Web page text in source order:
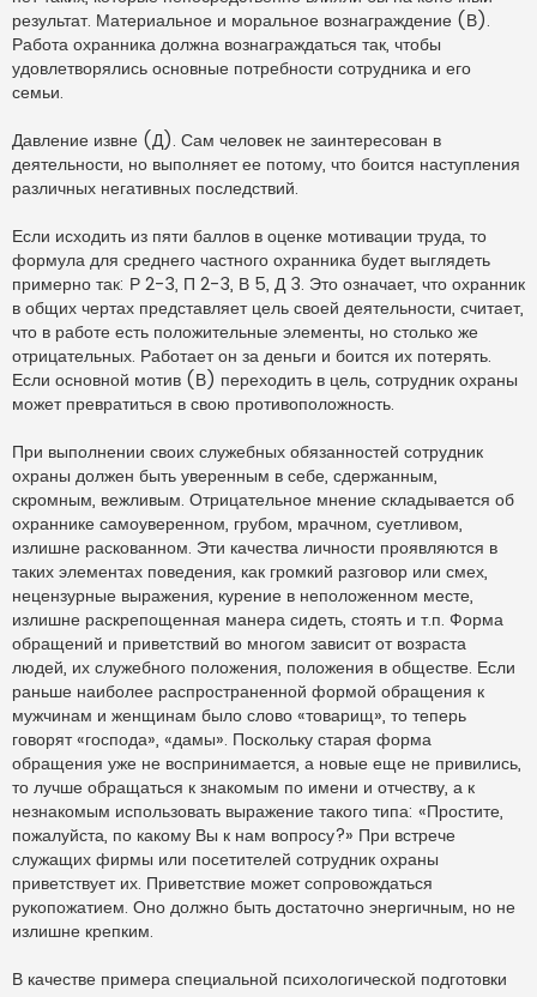
результат. Материальное и моральное вознаграждение (В).
Работа охранника должна вознаграждаться так, чтобы
удовлетворялись основные потребности сотрудника и его
семьи.
Давление извне (Д). Сам человек не заинтересован в
деятельности, но выполняет ее потому, что боится наступления
различных негативных последствий.
Если исходить из пяти баллов в оценке мотивации труда, то
формула для среднего частного охранника будет выглядеть
примерно так: Р 2-3, П 2-3, В 5, Д 3. Это означает, что охранник
в общих чертах представляет цель своей деятельности, считает,
что в работе есть положительные элементы, но столько же
отрицательных. Работает он за деньги и боится их потерять.
Если основной мотив (В) переходить в цель, сотрудник охраны
может превратиться в свою противоположность.
При выполнении своих служебных обязанностей сотрудник
охраны должен быть уверенным в себе, сдержанным,
скромным, вежливым. Отрицательное мнение складывается об
охраннике самоуверенном, грубом, мрачном, суетливом,
излишне раскованном. Эти качества личности проявляются в
таких элементах поведения, как громкий разговор или смех,
нецензурные выражения, курение в неположенном месте,
излишне раскрепощенная манера сидеть, стоять и т.п. Форма
обращений и приветствий во многом зависит от возраста
людей, их служебного положения, положения в обществе. Если
раньше наиболее распространенной формой обращения к
мужчинам и женщинам было слово «товарищ», то теперь
говорят «господа», «дамы». Поскольку старая форма
обращения уже не воспринимается, а новые еще не привились,
то лучше обращаться к знакомым по имени и отчеству, а к
незнакомым использовать выражение такого типа: «Простите,
пожалуйста, по какому Вы к нам вопросу?» При встрече
служащих фирмы или посетителей сотрудник охраны
приветствует их. Приветствие может сопровождаться
рукопожатием. Оно должно быть достаточно энергичным, но не
излишне крепким.
В качестве примера специальной психологической подготовки